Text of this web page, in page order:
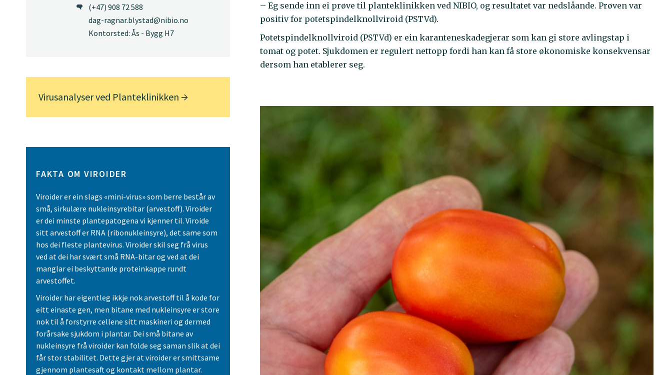
– Eg sende inn ei prøve til planteklinikken ved NIBIO, og resultatet var nedslåande. Prøven var
positiv for potetspindelknollviroid (PSTVd).
Potetspindelknollviroid (PSTVd) er ein karanteneskadegjerar som kan gi store avlingstap i
tomat og potet. Sjukdomen er regulert nettopp fordi han kan få store økonomiske konsekvensar
dersom han etablerer seg.
(+47) 908 72 588
dag-ragnar.blystad@nibio.no
Kontorsted: Ås - Bygg H7
Virusanalyser ved Planteklinikken
FAKTA OM VIROIDER
Viroider er ein slags «mini-virus» som berre består av
små, sirkulære nukleinsyrebitar (arvestoff). Viroider
er dei minste plantepatogena vi kjenner til. Viroide
sitt arvestoff er RNA (ribonukleinsyre), det same som
hos dei fleste plantevirus. Viroider skil seg frå virus
ved at dei har svært små RNA-bitar og ved at dei
manglar ei beskyttande proteinkappe rundt
arvestoffet.
Viroider har eigentleg ikkje nok arvestoff til å kode for
eitt einaste gen, men bitane med nukleinsyre er store
nok til å forstyrre cellene sitt maskineri og dermed
forårsake sjukdom i plantar. Dei små bitane av
nukleinsyre frå viroider kan folde seg saman slik at dei
får stor stabilitet. Dette gjer at viroider er smittsame
gjennom plantesaft og kontakt mellom plantar.